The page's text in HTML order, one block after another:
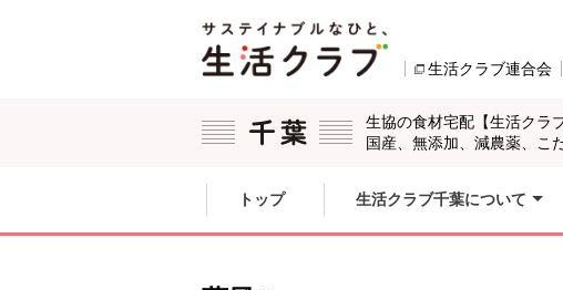
生活クラブ連合会
生協の食材宅配【生活クラ
国産、無添加、減農薬、こ
ここからサイト内共通メニューです。
サイト内共通メニューをスキップする
トップ 生活クラブ千葉について